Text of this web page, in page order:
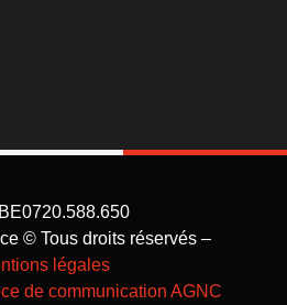
© Tous droits réservés –
légales
de communication AGNC